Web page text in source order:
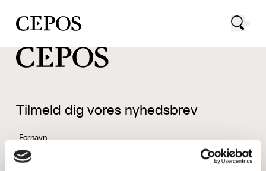
CEPOS logo
Tilmeld dig vores nyhedsbrev
Fornavn